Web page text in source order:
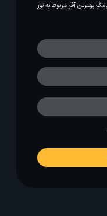
بهترین آفر مربوط به تور